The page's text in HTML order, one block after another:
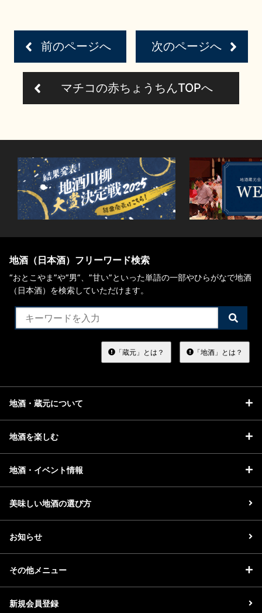
地酒蔵元会とは
次のページへ
前のページへ
マチコの赤ちょうちんTOPへ
地酒（日本酒）フリーワード検索
“おとこやま”や“男”、”甘い”といった単語の一部やひらがなで地酒
（日本酒）を検索していただけます。
検
索
る
「蔵元」とは？ 「地酒」とは？
地酒・蔵元について
地酒を楽しむ
地酒・イベント情報
美味しい地酒の選び方
お知らせ
その他メニュー
新規会員登録